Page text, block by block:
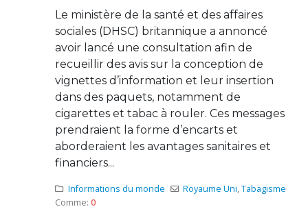
Le ministère de la santé et des affaires
sociales (DHSC) britannique a annoncé
avoir lancé une consultation afin de
recueillir des avis sur la conception de
vignettes d’information et leur insertion
dans des paquets, notamment de
cigarettes et tabac à rouler. Ces messages
prendraient la forme d’encarts et
aborderaient les avantages sanitaires et
financiers...
Informations du monde Royaume Uni,Tabagisme
Comme: 0